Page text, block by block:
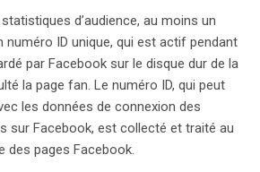
de la responsabilité, suggérant que
pourrait être considérée comme
la collecte des données, car son
influence directement le
des utilisateurs. Ce cas soulève
sur la responsabilité des
pages fan et des entreprises utilisant
comme le bouton « J’aime » de
d’audience, au moins un
ID unique, qui est actif pendant
par Facebook sur le disque dur de la
la page fan. Le numéro ID, qui peut
les données de connexion des
sur Facebook, est collecté et traité au
des pages Facebook.